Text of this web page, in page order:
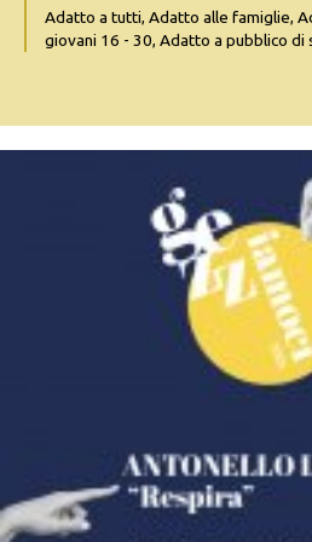
Adatto a tutti, Adatto alle famiglie,
giovani 16 - 30, Adatto a pubblico